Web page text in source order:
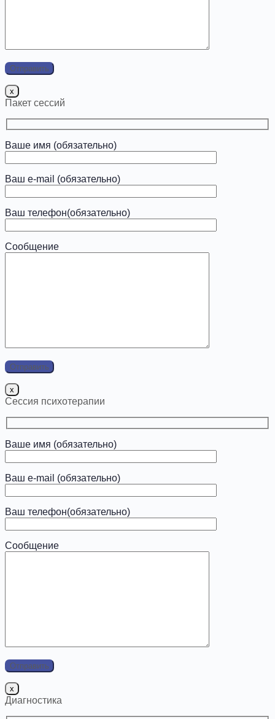
x
Пакет сессий
Ваше имя (обязательно)
Ваш e-mail (обязательно)
Ваш телефон(обязательно)
Сообщение
x
Сессия психотерапии
Ваше имя (обязательно)
Ваш e-mail (обязательно)
Ваш телефон(обязательно)
Сообщение
x
Диагностика